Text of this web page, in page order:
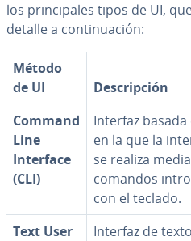
los pri­n­ci­pa­les tipos de UI,
detalle a co­n­ti­nua­ción:
Método
de UI
De­s­cri­p­ción
Command
Line
Interface
(CLI)
Interfaz
en la que la
se realiza
comandos
con el teclado.
Text User
Interfaz de